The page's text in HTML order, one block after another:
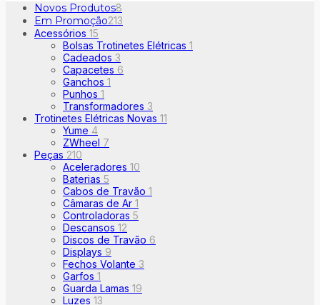
Novos Produtos8
Em Promoção213
Acessórios 15
Bolsas Trotinetes Elétricas 1
Cadeados 3
Capacetes 6
Ganchos 1
Punhos 1
Transformadores 3
Trotinetes Elétricas Novas 11
Yume 4
ZWheel 7
Peças 210
Aceleradores 10
Baterias 5
Cabos de Travão 1
Câmaras de Ar 1
Controladoras 5
Descansos 12
Discos de Travão 6
Displays 9
Fechos Volante 3
Garfos 1
Guarda Lamas 19
Luzes 13